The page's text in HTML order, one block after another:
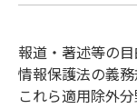
報道・著述等の
情報保護法の義
これら適用除外